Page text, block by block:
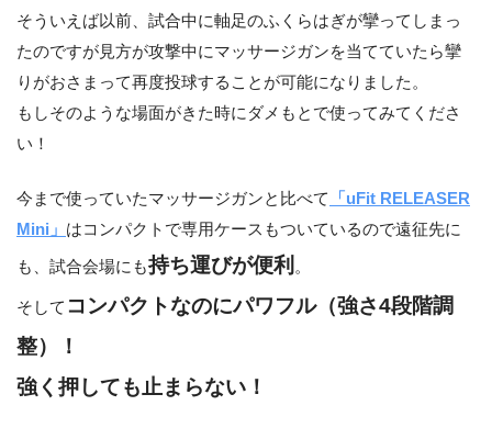
そういえば以前、試合中に軸足のふくらはぎが攣ってしまっ
たのですが見方が攻撃中にマッサージガンを当てていたら攣
りがおさまって再度投球することが可能になりました。
もしそのような場面がきた時にダメもとで使ってみてくださ
い！
今まで使っていたマッサージガンと比べて
「uFit RELEASER
Mini」 はコンパクトで専用ケースもついているので遠征先に
も、試合会場にも持ち運びが便利 。
そして コンパクトなのにパワフル（強さ4段階調
整）！
強く押しても止まらない！